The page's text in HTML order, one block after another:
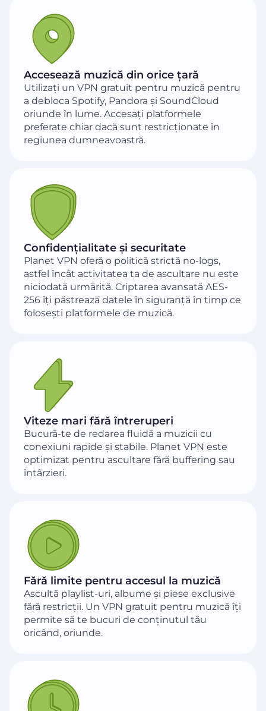
Accesează muzică din orice țară
Utilizați un VPN gratuit pentru muzică pentru
a debloca Spotify, Pandora și SoundCloud
oriunde în lume. Accesați platformele
preferate chiar dacă sunt restricționate în
regiunea dumneavoastră.
Confidențialitate și securitate
Planet VPN oferă o politică strictă no-logs,
astfel încât activitatea ta de ascultare nu este
niciodată urmărită. Criptarea avansată AES-
256 îți păstrează datele în siguranță în timp ce
folosești platformele de muzică.
Viteze mari fără întreruperi
Bucură-te de redarea fluidă a muzicii cu
conexiuni rapide și stabile. Planet VPN este
optimizat pentru ascultare fără buffering sau
întârzieri.
Fără limite pentru accesul la muzică
Ascultă playlist-uri, albume și piese exclusive
fără restricții. Un VPN gratuit pentru muzică îți
permite să te bucuri de conținutul tău
oricând, oriunde.